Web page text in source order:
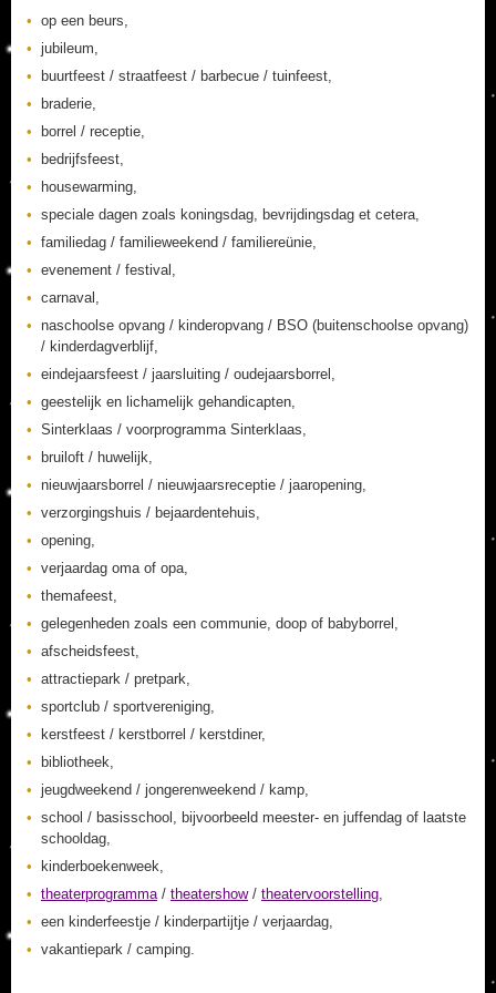
op een beurs,
jubileum,
buurtfeest / straatfeest / barbecue / tuinfeest,
braderie,
borrel / receptie,
bedrijfsfeest,
housewarming,
speciale dagen zoals koningsdag, bevrijdingsdag et cetera,
familiedag / familieweekend / familiereünie,
evenement / festival,
carnaval,
naschoolse opvang / kinderopvang / BSO (buitenschoolse opvang)
/ kinderdagverblijf,
eindejaarsfeest / jaarsluiting / oudejaarsborrel,
geestelijk en lichamelijk gehandicapten,
Sinterklaas / voorprogramma Sinterklaas,
bruiloft / huwelijk,
nieuwjaarsborrel / nieuwjaarsreceptie / jaaropening,
verzorgingshuis / bejaardentehuis,
opening,
verjaardag oma of opa,
themafeest,
gelegenheden zoals een communie, doop of babyborrel,
afscheidsfeest,
attractiepark / pretpark,
sportclub / sportvereniging,
kerstfeest / kerstborrel / kerstdiner,
bibliotheek,
jeugdweekend / jongerenweekend / kamp,
school / basisschool, bijvoorbeeld meester- en juffendag of laatste
schooldag,
kinderboekenweek,
theaterprogramma/ theatershow/ theatervoorstelling,
een kinderfeestje / kinderpartijtje / verjaardag,
vakantiepark / camping.